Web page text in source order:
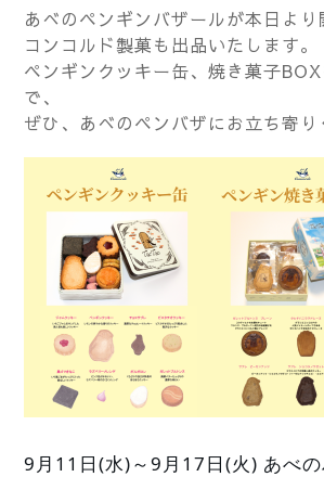
あべのペンギンバザールが本日より
コンコルド製菓も出品いたします。
ペンギンクッキー缶、焼き菓子
で、
ぜひ、あべのペンバザにお立ち寄り
9月11日(水)～9月17日(火) あべ